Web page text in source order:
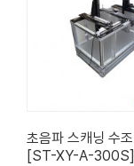
초음파 스캐닝 수
[ST-XY-A-300S]